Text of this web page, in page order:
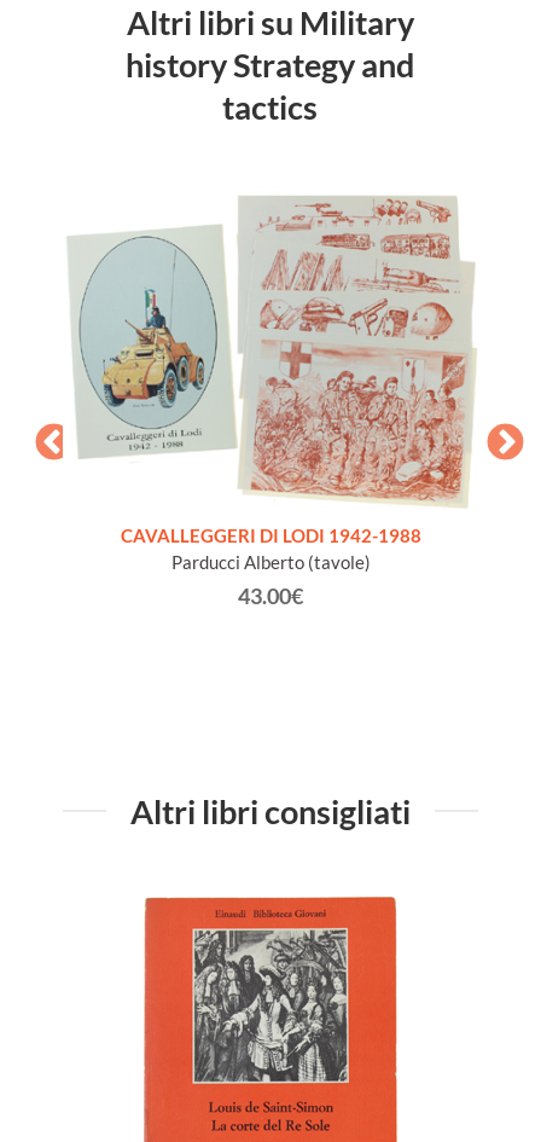
Altri libri su Military
history Strategy and
tactics
CAVALLEGGERI DI LODI 1942-1988
Parducci Alberto (tavole)
43.00€
Altri libri consigliati